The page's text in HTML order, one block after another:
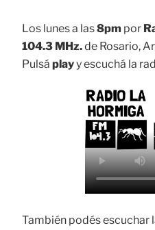
Los lunes a las8pm por
104.3 MHz.de Rosario,
Pulsá playy escuchá la
También podés escuchar